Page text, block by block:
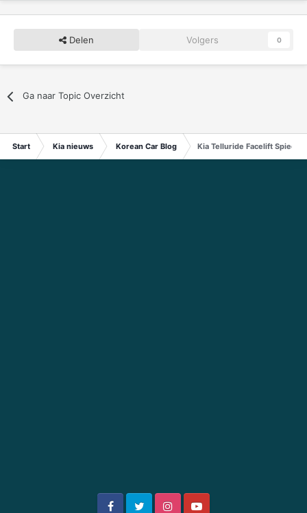
Delen Volgers 0
Ga naar Topic Overzicht
Start Kia nieuws Korean Car Blog Kia Telluride Facelift Spied